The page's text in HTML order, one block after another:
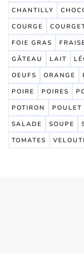
CHANTILLY
COURGE
FOIE GRAS
GÂTEAU
LAIT
OEUFS
ORANGE
POIRE
POIRES
POTIRON
POULET
SALADE
SOUPE
TOMATES